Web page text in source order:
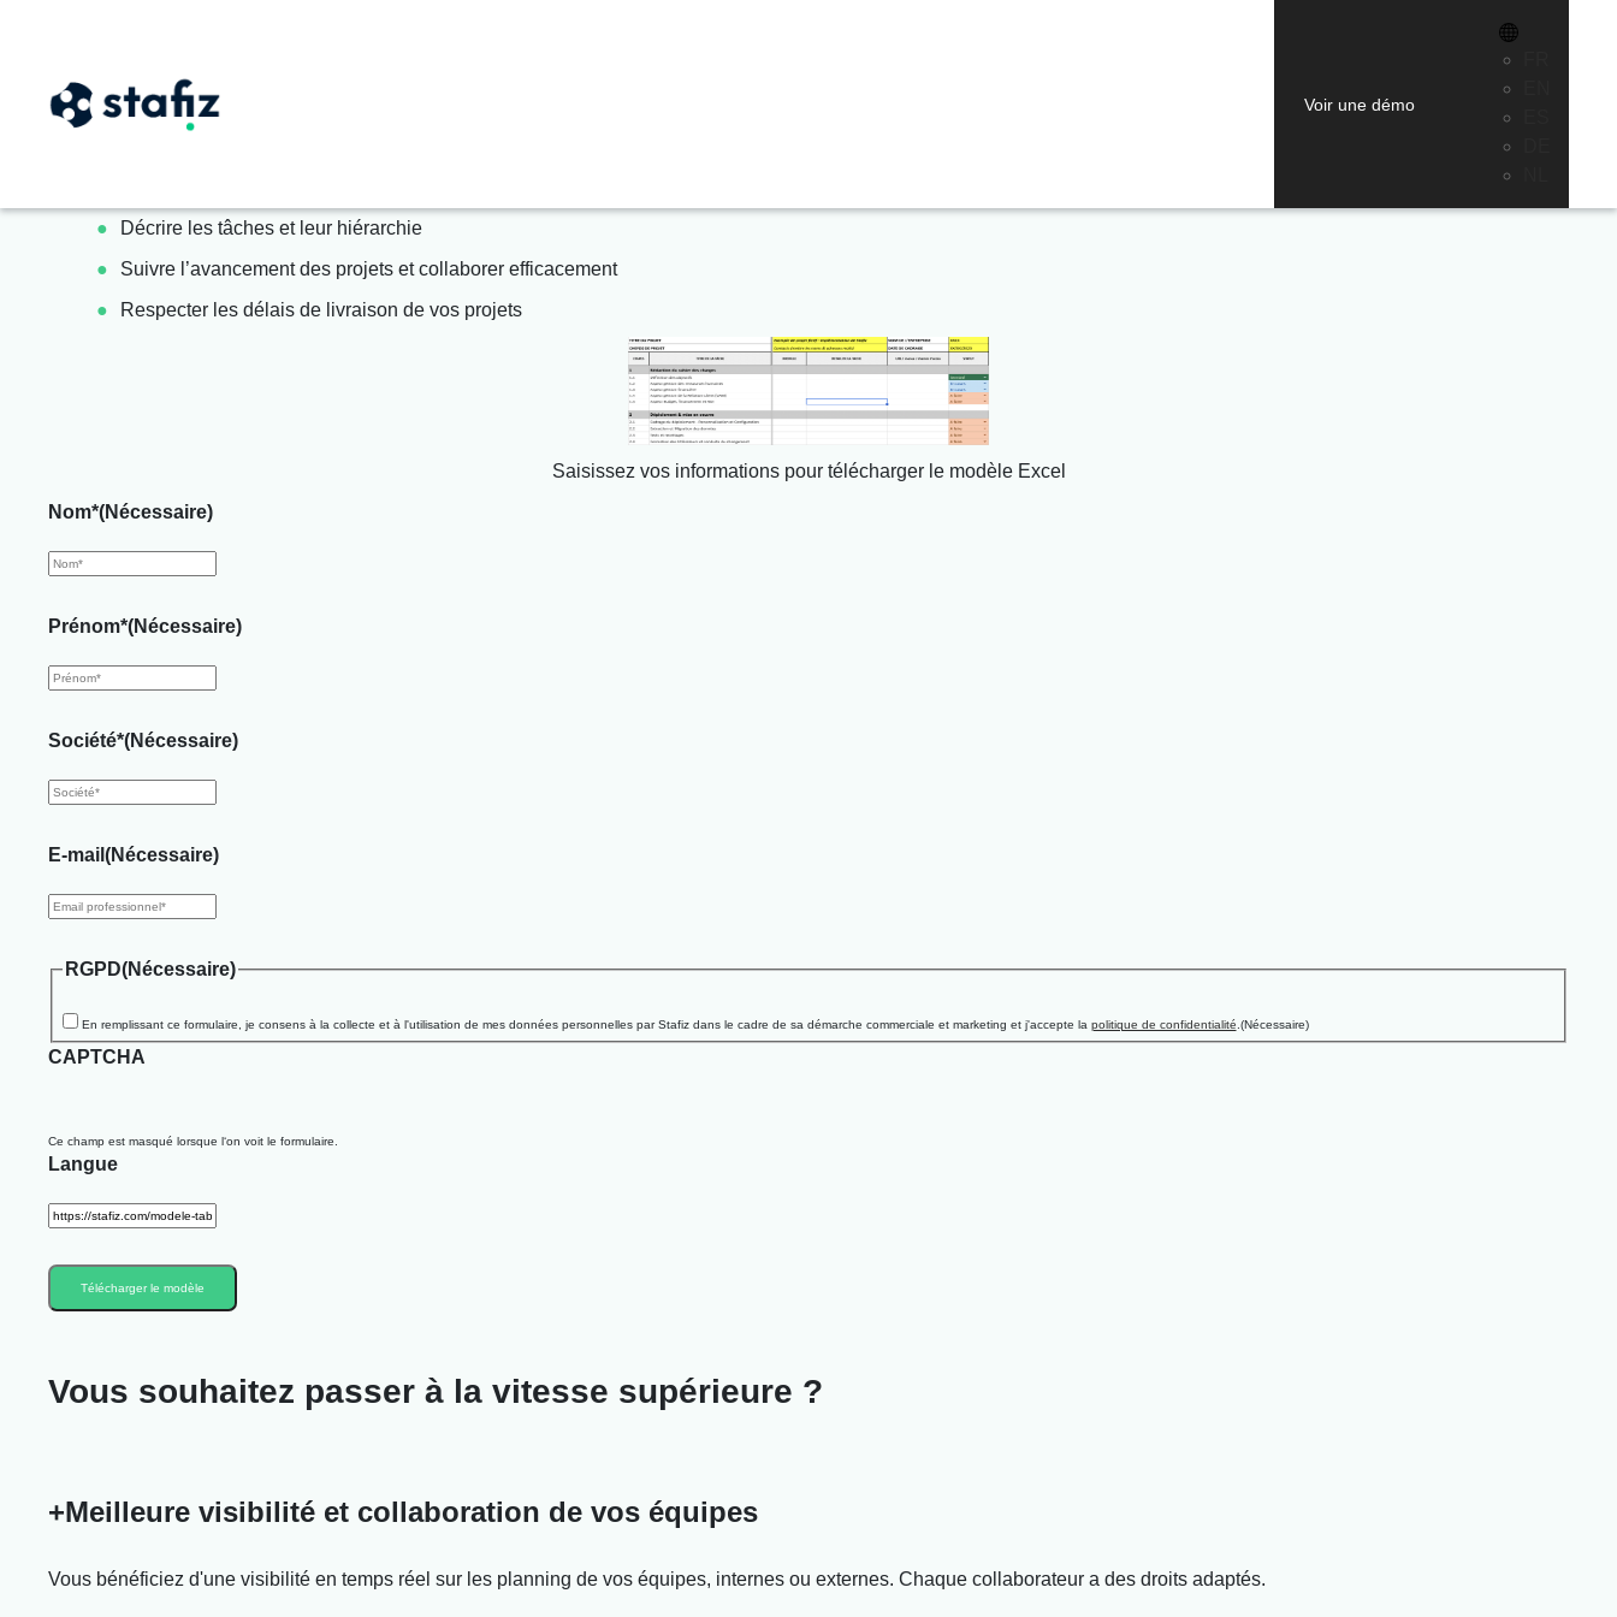
Voir une démo
Décrire les tâches et leur hiérarchie
Suivre l’avancement des projets et collaborer efficacement
Respecter les délais de livraison de vos projets
Saisissez vos informations pour télécharger le modèle Excel
Nom*(Nécessaire)
Prénom*(Nécessaire)
Société*(Nécessaire)
E-mail (Nécessaire)
RGPD(Nécessaire)
En remplissant ce formulaire, je consens à la collecte et à l'utilisation de mes données personnelles par Stafiz dans le cadre de sa démarche commerciale et marketing et j'accepte la politique de confidentialité (Nécessaire)
CAPTCHA
Ce champ est masqué lorsque l‘on voit le formulaire.
Langue
Vous souhaitez passer à la vitesse supérieure ?
+Meilleure visibilité et collaboration de vos équipes
Vous bénéficiez d'une visibilité en temps réel sur les planning de vos équipes, internes ou externes. Chaque collaborateur a des droits adaptés.